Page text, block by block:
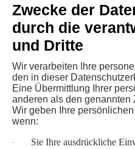
Zwecke der
durch die
und Dritte
Wir verarbeiten Ihre
den in dieser
Eine Übermittlung Ihrer
anderen als den genannten
Wir geben Ihre
wenn:
· Sie Ihre ausdrückliche